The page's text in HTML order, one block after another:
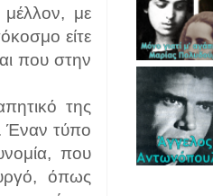
μέλλον, με
είτε
που στην
της
Έναν τύπο
που
όπως